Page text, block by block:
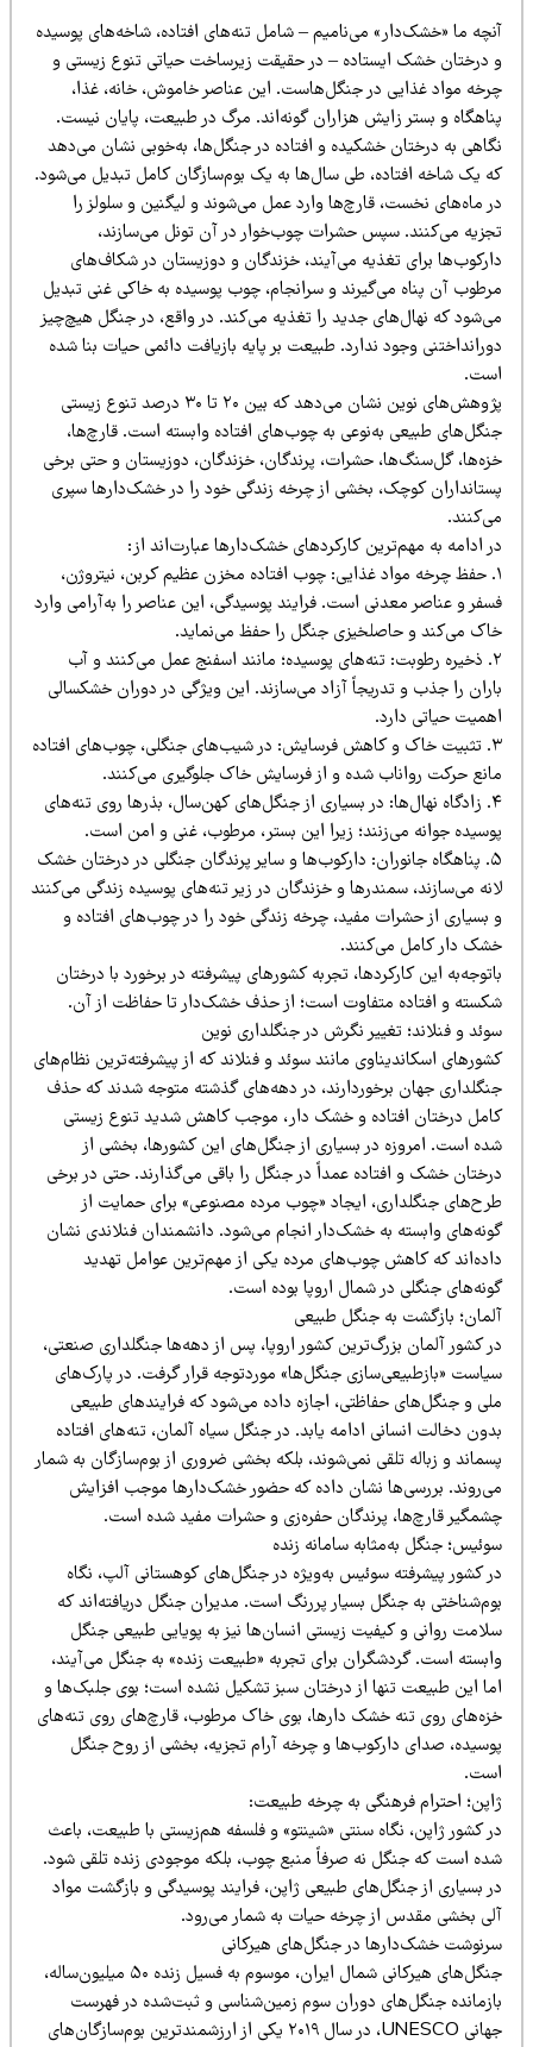
ما «خشک‌دار» می‌نامیم – شامل تنه‌های افتاده، شاخه‌های پوسیده
درختان خشک ایستاده – در حقیقت زیرساخت حیاتی تنوع زیستی و
مواد غذایی در جنگل‌هاست. این عناصر خاموش، خانه، غذا،
و بستر زایش هزاران گونه‌اند. مرگ در طبیعت، پایان نیست.
به درختان خشکیده و افتاده در جنگل‌ها، به‌خوبی نشان می‌دهد
یک شاخه افتاده، طی سال‌ها به یک بوم‌سازگان کامل تبدیل می‌شود.
ماه‌های نخست، قارچ‌ها وارد عمل می‌شوند و لیگنین و سلولز را
می‌کنند. سپس حشرات چوب‌خوار در آن تونل می‌سازند،
برای تغذیه می‌آیند، خزندگان و دوزیستان در شکاف‌های
آن پناه می‌گیرند و سرانجام، چوب پوسیده به خاکی غنی تبدیل
که نهال‌های جدید را تغذیه می‌کند. در واقع، در جنگل هیچ‌چیز
وجود ندارد. طبیعت بر پایه بازیافت دائمی حیات بنا شده
پژوهش‌های نوین نشان می‌دهد که بین ۲۰ تا ۳۰ درصد تنوع زیستی
طبیعی به‌نوعی به چوب‌های افتاده وابسته است. قارچ‌ها،
گل‌سنگ‌ها، حشرات، پرندگان، خزندگان، دوزیستان و حتی برخی
کوچک، بخشی از چرخه زندگی خود را در خشک‌دارها سپری
ادامه به مهم‌ترین کارکردهای خشک‌دارها عبارت‌اند از:
۱. حفظ چرخه مواد غذایی: چوب افتاده مخزن عظیم کربن، نیتروژن،
و عناصر معدنی است. فرایند پوسیدگی، این عناصر را به‌آرامی وارد
می‌کند و حاصلخیزی جنگل را حفظ می‌نماید.
۲. ذخیره رطوبت: تنه‌های پوسیده؛ مانند اسفنج عمل می‌کنند و آب
را جذب و تدریجاً آزاد می‌سازند. این ویژگی در دوران خشکسالی
حیاتی دارد.
۳. تثبیت خاک و کاهش فرسایش: در شیب‌های جنگلی، چوب‌های افتاده
حرکت رواناب شده و از فرسایش خاک جلوگیری می‌کنند.
۴. زادگاه نهال‌ها: در بسیاری از جنگل‌های کهن‌سال، بذرها روی تنه‌های
جوانه می‌زنند؛ زیرا این بستر، مرطوب، غنی و امن است.
۵. پناهگاه جانوران: دارکوب‌ها و سایر پرندگان جنگلی در درختان خشک
می‌سازند، سمندرها و خزندگان در زیر تنه‌های پوسیده زندگی می‌کنند
بسیاری از حشرات مفید، چرخه زندگی خود را در چوب‌های افتاده و
دار کامل می‌کنند.
این کارکردها، تجربه کشورهای پیشرفته در برخورد با درختان
و افتاده متفاوت است؛ از حذف خشک‌دار تا حفاظت از آن.
و فنلاند؛ تغییر نگرش در جنگلداری نوین
اسکاندیناوی مانند سوئد و فنلاند که از پیشرفته‌ترین نظام‌های
جهان برخوردارند، در دهه‌های گذشته متوجه شدند که حذف
درختان افتاده و خشک دار، موجب کاهش شدید تنوع زیستی
است. امروزه در بسیاری از جنگل‌های این کشورها، بخشی از
خشک و افتاده عمداً در جنگل را باقی می‌گذارند. حتی در برخی
جنگلداری، ایجاد «چوب مرده مصنوعی» برای حمایت از
وابسته به خشک‌دار انجام می‌شود. دانشمندان فنلاندی نشان
که کاهش چوب‌های مرده یکی از مهم‌ترین عوامل تهدید
جنگلی در شمال اروپا بوده است.
بازگشت به جنگل طبیعی
کشور آلمان بزرگ‌ترین کشور اروپا، پس از دهه‌ها جنگلداری صنعتی،
«بازطبیعی‌سازی جنگل‌ها» موردتوجه قرار گرفت. در پارک‌های
و جنگل‌های حفاظتی، اجازه داده می‌شود که فرایندهای طبیعی
دخالت انسانی ادامه یابد. در جنگل سیاه آلمان، تنه‌های افتاده
و زباله تلقی نمی‌شوند، بلکه بخشی ضروری از بوم‌سازگان به شمار
بررسی‌ها نشان داده که حضور خشک‌دارها موجب افزایش
قارچ‌ها، پرندگان حفره‌زی و حشرات مفید شده است.
جنگل به‌مثابه سامانه زنده
کشور پیشرفته سوئیس به‌ویژه در جنگل‌های کوهستانی آلپ، نگاه
به جنگل بسیار پررنگ است. مدیران جنگل دریافته‌اند که
روانی و کیفیت زیستی انسان‌ها نیز به پویایی طبیعی جنگل
است. گردشگران برای تجربه «طبیعت زنده» به جنگل می‌آیند،
این طبیعت تنها از درختان سبز تشکیل نشده است؛ بوی جلبک‌ها و
روی تنه خشک دارها، بوی خاک مرطوب، قارچ‌های روی تنه‌های
صدای دارکوب‌ها و چرخه آرام تجزیه، بخشی از روح جنگل
احترام فرهنگی به چرخه طبیعت:
کشور ژاپن، نگاه سنتی «شینتو» و فلسفه هم‌زیستی با طبیعت، باعث
است که جنگل نه صرفاً منبع چوب، بلکه موجودی زنده تلقی شود.
بسیاری از جنگل‌های طبیعی ژاپن، فرایند پوسیدگی و بازگشت مواد
بخشی مقدس از چرخه حیات به شمار می‌رود.
خشک‌دارها در جنگل‌های هیرکانی
جنگل‌های هیرکانی شمال ایران، موسوم به فسیل زنده ۵۰ میلیون‌ساله،
جنگل‌های دوران سوم زمین‌شناسی و ثبت‌شده در فهرست
جهانی UNESCO، در سال ۲۰۱۹ یکی از ارزشمندترین بوم‌سازگان‌های